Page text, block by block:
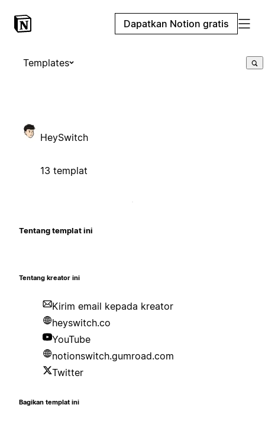
Dapatkan Notion gratis
Templates
HeySwitch
13 templat
Tentang templat ini
Tentang kreator ini
Kirim email kepada kreator
heyswitch.co
YouTube
notionswitch.gumroad.com
Twitter
Bagikan templat ini